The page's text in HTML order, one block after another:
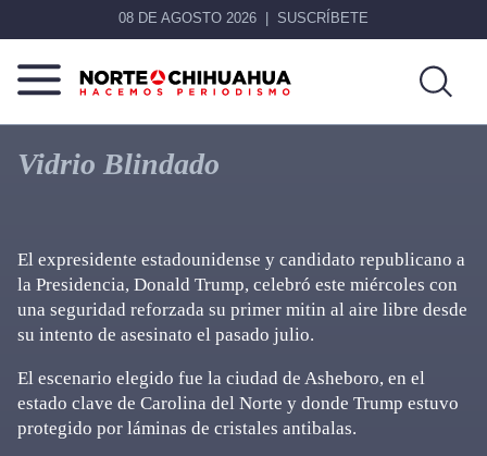
08 DE AGOSTO 2026 SUSCRÍBETE
Norte
De
Chihuahua
Más
que
noticias,
Vidrio Blindado
El expresidente estadounidense y candidato republicano a
la Presidencia, Donald Trump, celebró este miércoles con
una seguridad reforzada su primer mitin al aire libre desde
su intento de asesinato el pasado julio.
El escenario elegido fue la ciudad de Asheboro, en el
estado clave de Carolina del Norte y donde Trump estuvo
protegido por láminas de cristales antibalas.